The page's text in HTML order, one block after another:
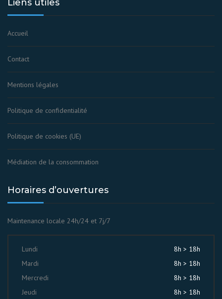
Liens utiles
Accueil
Contact
Mentions légales
Politique de confidentialité
Politique de cookies (UE)
Médiation de la consommation
Horaires d’ouvertures
Maintenance locale 24h/24 et 7j/7
Lundi
8h > 18h
Mardi
8h > 18h
Mercredi
8h > 18h
Jeudi
8h > 18h